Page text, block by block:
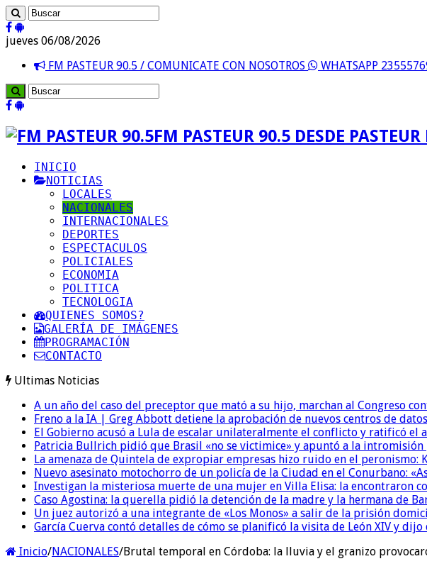
jueves 06/08/2026
FM PASTEUR 90.5 / COMUNICATE CON NOSOTROS
WHATSAPP
FM PASTEUR 90.5 DESDE
INICIO
NOTICIAS
LOCALES
NACIONALES
INTERNACIONALES
DEPORTES
ESPECTACULOS
POLICIALES
ECONOMIA
POLITICA
TECNOLOGIA
QUIENES SOMOS?
GALERÍA DE IMÁGENES
PROGRAMACIÓN
CONTACTO
Ultimas Noticias
A un año del caso del preceptor que mató a su hijo, marchan al Congreso
Freno a la IA | Greg Abbott detiene la aprobación de nuevos centros de
El Gobierno acusó a Lula de escalar unilateralmente el conflicto y ratificó el
Patricia Bullrich pidió que Brasil «no se victimice» y apuntó a la
La amenaza de Quintela de expropiar empresas hizo ruido en el
Nuevo asesinato motochorro de un policía de la Ciudad en el Conurbano:
Investigan la misteriosa muerte de una mujer en Villa Elisa: la encontraron
Caso Agostina: la querella pidió la detención de la madre y la hermana de
Un juez autorizó a una integrante de «Los Monos» a salir de la prisión
García Cuerva contó detalles de cómo se planificó la visita de León XIV y
Inicio/NACIONALES/Brutal temporal en Córdoba: la lluvia y el granizo